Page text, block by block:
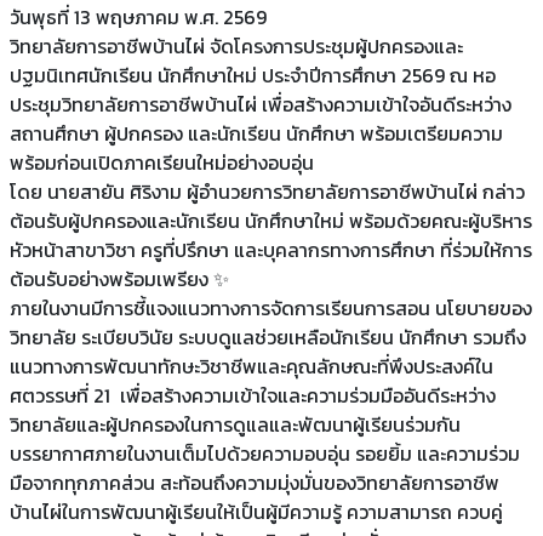
วันพุธที่ 13 พฤษภาคม พ.ศ. 2569
วิทยาลัยการอาชีพบ้านไผ่ จัดโครงการประชุมผู้ปกครองและ
ปฐมนิเทศนักเรียน นักศึกษาใหม่ ประจำปีการศึกษา 2569 ณ หอ
ประชุมวิทยาลัยการอาชีพบ้านไผ่ เพื่อสร้างความเข้าใจอันดีระหว่าง
สถานศึกษา ผู้ปกครอง และนักเรียน นักศึกษา พร้อมเตรียมความ
พร้อมก่อนเปิดภาคเรียนใหม่อย่างอบอุ่น
โดย นายสายัน ศิริงาม ผู้อำนวยการวิทยาลัยการอาชีพบ้านไผ่ กล่าว
ต้อนรับผู้ปกครองและนักเรียน นักศึกษาใหม่ พร้อมด้วยคณะผู้บริหาร
หัวหน้าสาขาวิชา ครูที่ปรึกษา และบุคลากรทางการศึกษา ที่ร่วมให้การ
ต้อนรับอย่างพร้อมเพรียง ✨
ภายในงานมีการชี้แจงแนวทางการจัดการเรียนการสอน นโยบายของ
วิทยาลัย ระเบียบวินัย ระบบดูแลช่วยเหลือนักเรียน นักศึกษา รวมถึง
แนวทางการพัฒนาทักษะวิชาชีพและคุณลักษณะที่พึงประสงค์ใน
ศตวรรษที่ 21 เพื่อสร้างความเข้าใจและความร่วมมืออันดีระหว่าง
วิทยาลัยและผู้ปกครองในการดูแลและพัฒนาผู้เรียนร่วมกัน
บรรยากาศภายในงานเต็มไปด้วยความอบอุ่น รอยยิ้ม และความร่วม
มือจากทุกภาคส่วน สะท้อนถึงความมุ่งมั่นของวิทยาลัยการอาชีพ
บ้านไผ่ในการพัฒนาผู้เรียนให้เป็นผู้มีความรู้ ความสามารถ ควบคู่